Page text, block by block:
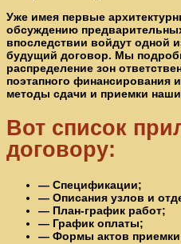
Уже имея первые
обсуждению
впоследствии войдут одной
будущий договор. Мы
распределение зон
поэтапного финансирования
методы сдачи и приемки
Вот список
договору:
— Спецификации;
— Описания узлов и
— План-график работ;
— График оплаты;
— Формы актов приемки